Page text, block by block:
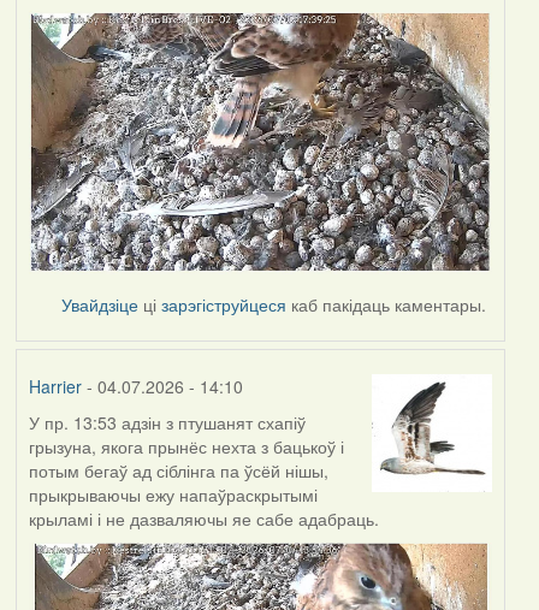
Увайдзіце цізарэгіструйцеся каб пакідаць каментары.
Harrier- 04.07.2026 - 14:10
У пр. 13:53 адзін з птушанят схапіў
грызуна, якога прынёс нехта з бацькоў і
потым бегаў ад сіблінга па ўсёй нішы,
прыкрываючы ежу напаўраскрытымі
крыламі і не дазваляючы яе сабе адабраць.